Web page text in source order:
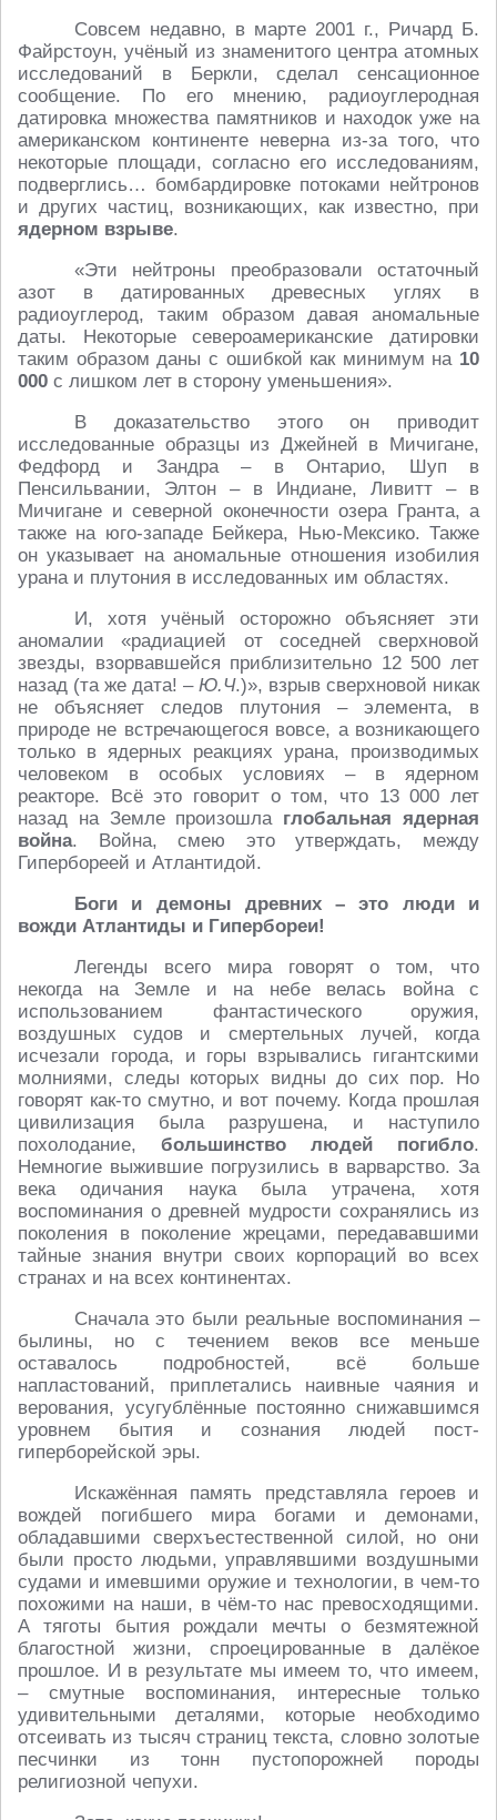
Совсем недавно, в марте 2001 г., Ричард Б.
Файрстоун, учёный из знаменитого центра атомных
исследований в Беркли, сделал сенсационное
сообщение. По его мнению, радиоуглеродная
датировка множества памятников и находок уже на
американском континенте неверна из-за того, что
некоторые площади, согласно его исследованиям,
подверглись… бомбардировке потоками нейтронов
и других частиц, возникающих, как известно, при
ядерном взрыве.
«Эти нейтроны преобразовали остаточный
азот в датированных древесных углях в
радиоуглерод, таким образом давая аномальные
даты. Некоторые североамериканские датировки
таким образом даны с ошибкой как минимум на 10
000 с лишком лет в сторону уменьшения».
В доказательство этого он приводит
исследованные образцы из Джейней в Мичигане,
Федфорд и Зандра – в Онтарио, Шуп в
Пенсильвании, Элтон – в Индиане, Ливитт – в
Мичигане и северной оконечности озера Гранта, а
также на юго-западе Бейкера, Нью-Мексико. Также
он указывает на аномальные отношения изобилия
урана и плутония в исследованных им областях.
И, хотя учёный осторожно объясняет эти
аномалии «радиацией от соседней сверхновой
звезды, взорвавшейся приблизительно 12 500 лет
назад (та же дата! – Ю.Ч.)», взрыв сверхновой никак
не объясняет следов плутония – элемента, в
природе не встречающегося вовсе, а возникающего
только в ядерных реакциях урана, производимых
человеком в особых условиях – в ядерном
реакторе. Всё это говорит о том, что 13 000 лет
назад на Земле произошла глобальная ядерная
война. Война, смею это утверждать, между
Гипербореей и Атлантидой.
Боги и демоны древних – это люди и
вожди Атлантиды и Гипербореи!
Легенды всего мира говорят о том, что
некогда на Земле и на небе велась война с
использованием фантастического оружия,
воздушных судов и смертельных лучей, когда
исчезали города, и горы взрывались гигантскими
молниями, следы которых видны до сих пор. Но
говорят как-то смутно, и вот почему. Когда прошлая
цивилизация была разрушена, и наступило
похолодание, большинство людей погибло.
Немногие выжившие погрузились в варварство. За
века одичания наука была утрачена, хотя
воспоминания о древней мудрости сохранялись из
поколения в поколение жрецами, передававшими
тайные знания внутри своих корпораций во всех
странах и на всех континентах.
Сначала это были реальные воспоминания –
былины, но с течением веков все меньше
оставалось подробностей, всё больше
напластований, приплетались наивные чаяния и
верования, усугублённые постоянно снижавшимся
уровнем бытия и сознания людей пост-
гиперборейской эры.
Искажённая память представляла героев и
вождей погибшего мира богами и демонами,
обладавшими сверхъестественной силой, но они
были просто людьми, управлявшими воздушными
судами и имевшими оружие и технологии, в чем-то
похожими на наши, в чём-то нас превосходящими.
А тяготы бытия рождали мечты о безмятежной
благостной жизни, спроецированные в далёкое
прошлое. И в результате мы имеем то, что имеем,
– смутные воспоминания, интересные только
удивительными деталями, которые необходимо
отсеивать из тысяч страниц текста, словно золотые
песчинки из тонн пустопорожней породы
религиозной чепухи.